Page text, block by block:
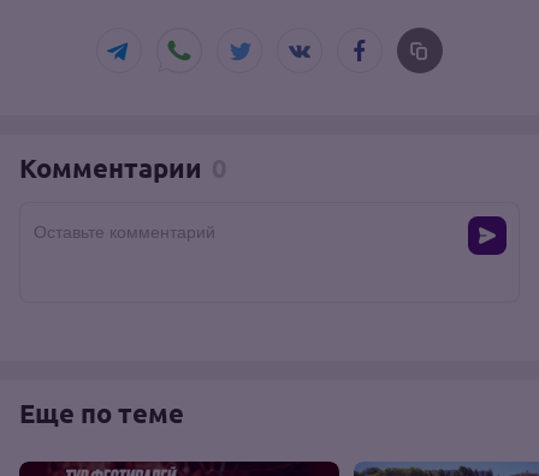
Комментарии
Оставьте комментарий
Еще по теме